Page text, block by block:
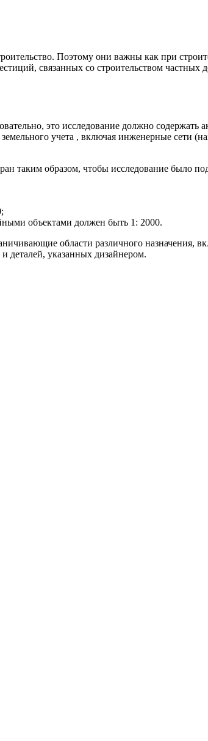
Поэтому они важны как при
связанных со строительством частных
это исследование должно
учета , включая инженерные сети
таким образом, чтобы исследование было
объектами должен быть 1: 2000.
области различного назначения,
деталей, указанных дизайнером.